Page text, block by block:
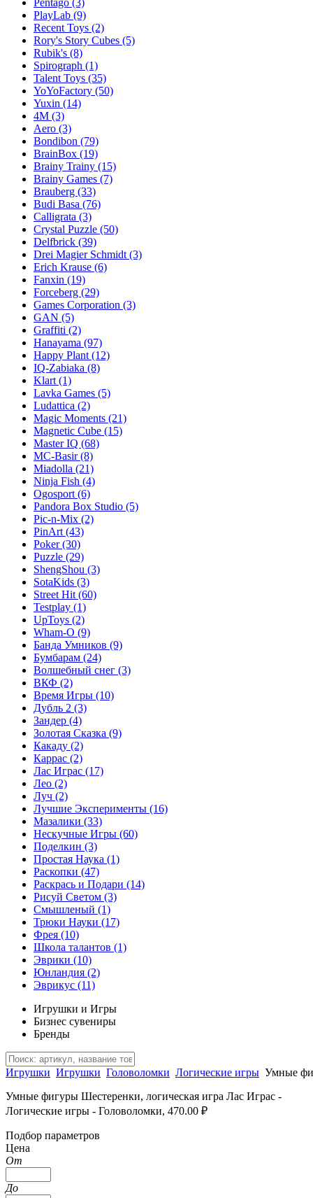
Pentago (3)
PlayLab (9)
Recent Toys (2)
Rory's Story Cubes (5)
Rubik's (8)
Spirograph (1)
Talent Toys (35)
YoYoFactory (50)
Yuxin (14)
4M (3)
Aero (3)
Bondibon (79)
BrainBox (19)
Brainy Trainy (15)
Brainy Games (7)
Brauberg (33)
Budi Basa (76)
Calligrata (3)
Crystal Puzzle (50)
Delfbrick (39)
Drei Magier Schmidt (3)
Erich Krause (6)
Fanxin (19)
Forceberg (29)
Games Corporation (3)
GAN (5)
Graffiti (2)
Hanayama (97)
Happy Plant (12)
IQ-Zabiaka (8)
Klart (1)
Lavka Games (5)
Ludattica (2)
Magic Moments (21)
Magnetic Cube (15)
Master IQ (68)
MC-Basir(8)
Miadolla (21)
Ninja Fish (4)
Ogosport (6)
Pandora Box Studio (5)
Pic-n-Mix (2)
PinArt (43)
Poker(30)
Puzzle (29)
ShengShou (3)
SotaKids (3)
Street Hit (60)
Testplay (1)
UpToys (2)
Wham-O (9)
Банда Умников (9)
Бумбарам (24)
Волшебный снег (3)
ВКФ (2)
Время Игры (10)
Дубль 2 (3)
Зандер (4)
Золотая Сказка (9)
Какаду (2)
Каррас (2)
Лас Играс (17)
Лео (2)
Луч (2)
Лучшие Эксперименты (16)
Мазалики (33)
Нескучные Игры (60)
Поделкин (3)
Простая Наука (1)
Раскопки (47)
Раскрась и Подари (14)
Рисуй Светом (3)
Смышленый (1)
Трюки Науки (17)
Фрея (10)
Школа талантов (1)
Эврики (10)
Юнландия (2)
Эврикус (11)
Игрушки и Игры
Бизнес сувениры
Бренды
Игрушки Игрушки Головоломки Логические игры Умные
Умные фигуры Шестеренки, логическая игра Лас Играс -
Логические игры - Головоломки, 470.00 ₽
Подбор параметров
Цена
От
До